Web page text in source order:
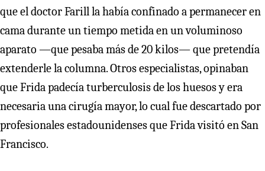
que el doctor Farill la había confinado a permanecer en
cama durante un tiempo metida en un voluminoso
aparato —que pesaba más de 20 kilos— que pretendía
extenderle la columna. Otros especialistas, opinaban
que Frida padecía turberculosis de los huesos y era
necesaria una cirugía mayor, lo cual fue descartado por
profesionales estadounidenses que Frida visitó en San
Francisco.